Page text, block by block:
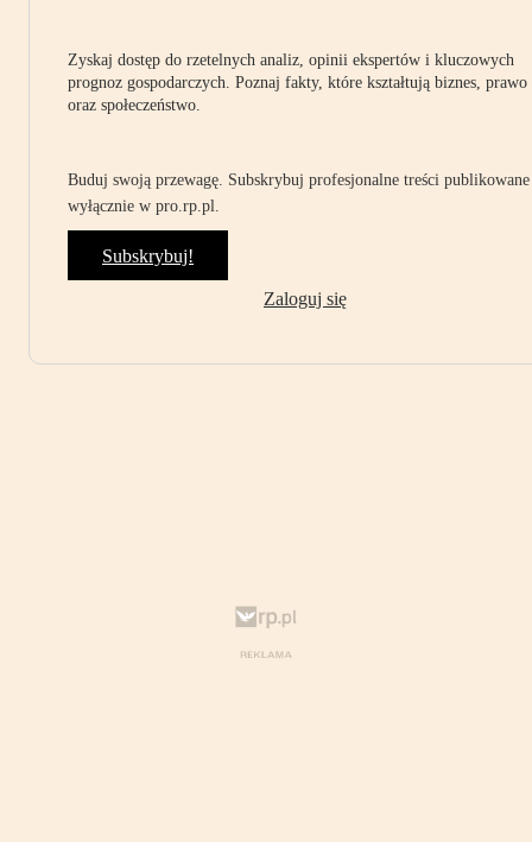
Zyskaj dostęp do rzetelnych analiz, opinii ekspertów i kluczowych
prognoz gospodarczych. Poznaj fakty, które kształtują biznes, prawo
oraz społeczeństwo.
Buduj swoją przewagę. Subskrybuj profesjonalne treści publikowane
wyłącznie w pro.rp.pl.
Subskrybuj!
Zaloguj się